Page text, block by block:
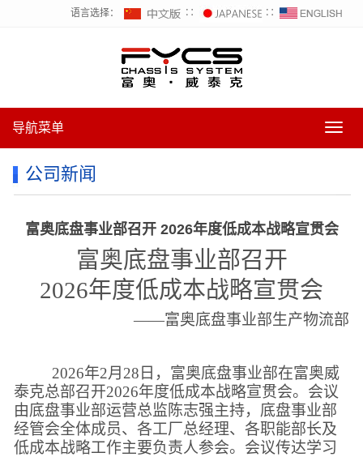
语言选择： ∷ ∷
导
导航菜单
公司新闻
富奥底盘事业部召开 2026年度低成本战略宣贯会
富奥底盘事业部召开
2026年度低成本战略宣贯会
——富奥底盘事业部生产物流部
2026年2月28日，富奥底盘事业部在富奥威
泰克总部召开2026年度低成本战略宣贯会。会议
由底盘事业部运营总监陈志强主持，底盘事业部
经管会全体成员、各工厂总经理、各职能部长及
低成本战略工作主要负责人参会。会议传达学习